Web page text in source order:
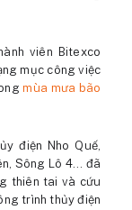
viên Bitexco
mục công việc
mùa mưa bão
điện Nho Quế,
Sông Lô 4… đã
thiên tai và cứu
trình thủy điện